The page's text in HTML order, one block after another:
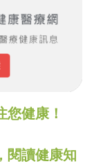
健康！
閱讀健康知